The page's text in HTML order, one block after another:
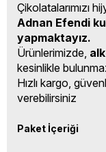
Çikolatalarımızı
Adnan Efendi
yapmaktayız.
Ürünlerimizde,
kesinlikle
Hızlı kargo,
verebilirsiniz
Paket İçeriği